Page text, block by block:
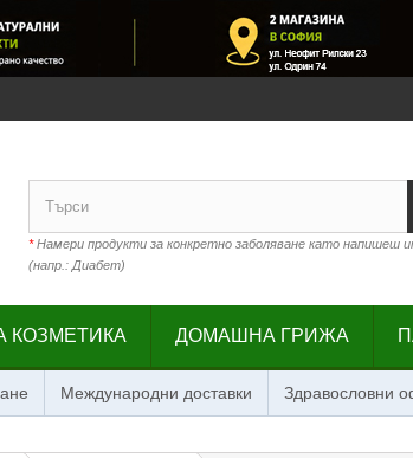
*Намери продукти за конкретно заболяване като напишеш
(напр.: Диабет)
КОЗМЕТИКА ДОМАШНА ГРИЖА
Международни доставки Здравословни